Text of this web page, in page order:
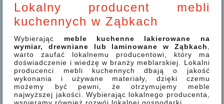
Lokalny producent mebli
kuchennych w Ząbkach
Wybierając meble kuchenne lakierowane na
wymiar, drewniane lub laminowane w Ząbkach,
warto zaufać lokalnemu producentowi, który ma
doświadczenie i wiedzę w branży meblarskiej. Lokalni
producenci mebli kuchennych dbają o jakość
wykonania i używane materiały, dzięki czemu
możemy być pewni, że otrzymujemy meble
najwyższej jakości. Wybierając lokalnego producenta,